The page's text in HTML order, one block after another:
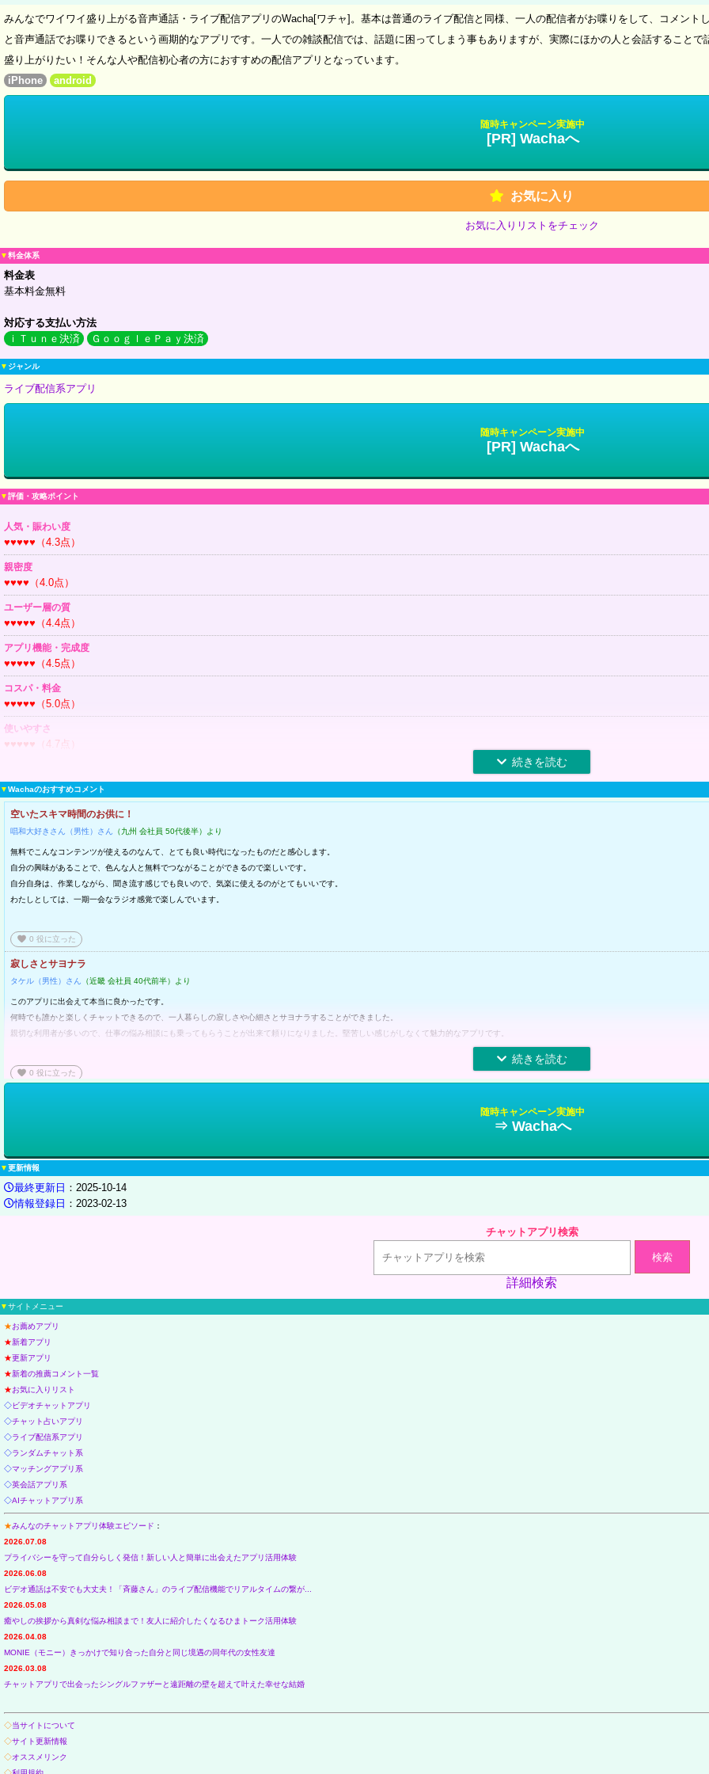
みんなでワイワイ盛り上がる音声通話・ライブ配信アプリのWacha[ワチャ]。基本は普通のライブ配信と同様、一人の配信者がお喋りをして、コメン
と音声通話でお喋りできるという画期的なアプリです。一人での雑談配信では、話題に困ってしまう事もありますが、実際にほかの人と会話すること
盛り上がりたい！そんな人や配信初心者の方におすすめの配信アプリとなっています。
iPhone
android
随時キャンペーン実施中
[PR] Wachaへ
お気に入り
お気に入りリストをチェック
▼料金体系
料金表
基本料金無料
対応する支払い方法
ｉＴｕｎｅ決済
ＧｏｏｇｌｅＰａｙ決済
▼ ジャンル
ライブ配信系アプリ
随時キャンペーン実施中
[PR] Wachaへ
▼評価・攻略ポイント
人気・賑わい度
♥♥♥♥♥（4.3点）
親密度
♥♥♥♥（4.0点）
ユーザー層の質
♥♥♥♥♥（4.4点）
アプリ機能・完成度
♥♥♥♥♥（4.5点）
コスパ・料金
♥♥♥♥♥（5.0点）
使いやすさ
♥♥♥♥♥（4.7点）
♥♥♥♥♥（4.8点）
総合評価
♥♥♥♥♥（4.5点）
▼Wachaのおすすめコメント
空いたスキマ時間のお供に！
唱和大好きさん（男性）さん （九州 会社員 50代後半）より
無料でこんなコンテンツが使えるのなんて、とても良い時代になったものだと感心します。
自分の興味があることで、色んな人と無料でつながることができるので楽しいです。
自分自身は、作業しながら、聞き流す感じでも良いので、気楽に使えるのがとてもいいです。
わたしとしては、一期一会なラジオ感覚で楽しんでいます。
favorite 0 役に立った
寂しさとサヨナラ
タケル（男性）さん （近畿 会社員 40代前半）より
このアプリに出会えて本当に良かったです。
何時でも誰かと楽しくチャットできるので、一人暮らしの寂しさや心細さとサヨナラすることができました。
親切な利用者が多いので、仕事の悩み相談にも乗ってもらうことが出来て頼りになりました。堅苦しい感じがしなくて魅力的なアプリです。
favorite 0 役に立った
favorite 0役に立った
随時キャンペーン実施中
⇒ Wachaへ
▼更新情報
最終更新日 ：2025-10-14
情報登録日 ：2023-02-13
チャットアプリ検索
検索
詳細検索
▼サイトメニュー
★お薦めアプリ
★新着アプリ
★更新アプリ
★新着の推薦コメント一覧
★お気に入りリスト
◇ビデオチャットアプリ
◇チャット占いアプリ
◇ライブ配信系アプリ
◇ランダムチャット系
◇マッチングアプリ系
◇英会話アプリ系
◇AIチャットアプリ系
★みんなのチャットアプリ体験エピソード ：
2026.07.08
プライバシーを守って自分らしく発信！新しい人と簡単に出会えたアプリ活用体験
2026.06.08
ビデオ通話は不安でも大丈夫！「斉藤さん」のライブ配信機能でリアルタイムの繋が...
2026.05.08
癒やしの挨拶から真剣な悩み相談まで！友人に紹介したくなるひまトーク活用体験
2026.04.08
MONIE（モニー）きっかけで知り合った自分と同じ境遇の同年代の女性友達
2026.03.08
チャットアプリで出会ったシングルファザーと遠距離の壁を超えて叶えた幸せな結婚
◇当サイトについて
◇サイト更新情報
◇オススメリンク